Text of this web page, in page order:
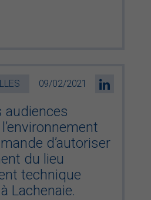
09/02/2021
audiences
d’autoriser
du lieu
technique
Lachenaie.